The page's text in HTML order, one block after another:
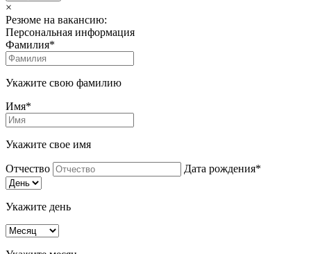
×
Резюме на вакансию:
Персональная информация
Фамилия*
Укажите свою фамилию
Имя*
Укажите свое имя
Отчество Дата рождения*
Укажите день